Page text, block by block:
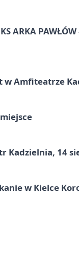
ARKA
w Amfiteatrze
Kadzielnia, 14
w Kielce